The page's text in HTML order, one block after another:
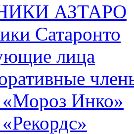
АЗТАРО
Сатаронто
лица
Инко»